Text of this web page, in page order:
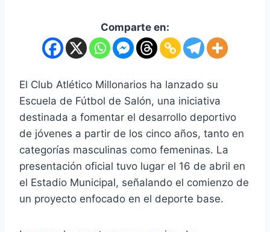
Comparte en:
El Club Atlético Millonarios ha lanzado su
Escuela de Fútbol de Salón, una iniciativa
destinada a fomentar el desarrollo deportivo
de jóvenes a partir de los cinco años, tanto en
categorías masculinas como femeninas. La
presentación oficial tuvo lugar el 16 de abril en
el Estadio Municipal, señalando el comienzo de
un proyecto enfocado en el deporte base.